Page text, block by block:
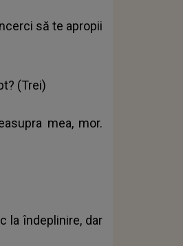
să te apropii
(Trei)
mea, mor.
la îndeplinire, dar